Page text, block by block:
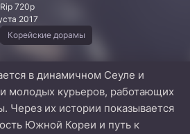
720p
2017
Корейские дорамы
в динамичном Сеуле и
молодых курьеров, работающих
Через их истории показывается
Южной Кореи и путь к